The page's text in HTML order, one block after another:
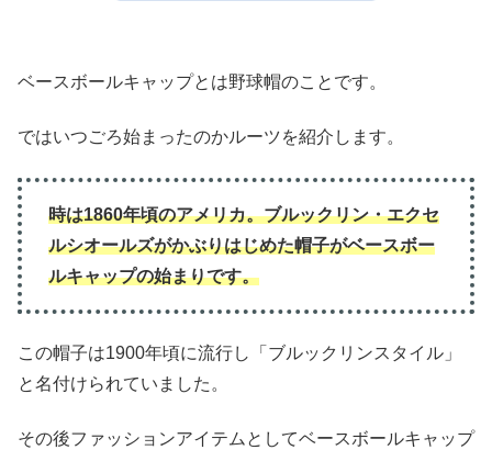
ベースボールキャップとは野球帽のことです。
ではいつごろ始まったのかルーツを紹介します。
時は1860年頃のアメリカ。ブルックリン・エクセ
ルシオールズがかぶりはじめた帽子がベースボー
ルキャップの始まりです。
この帽子は1900年頃に流行し「ブルックリンスタイル」
と名付けられていました。
その後ファッションアイテムとしてベースボールキャップ